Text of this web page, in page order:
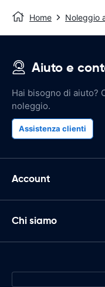
Home Noleggio
Aiuto e
Hai bisogno di aiuto?
noleggio.
Assistenza clienti
Account
Chi siamo